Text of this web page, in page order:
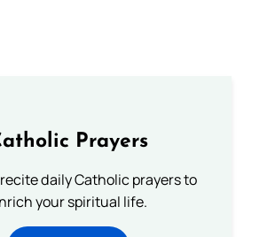
Prayers
daily Catholic prayers to
your spiritual life.